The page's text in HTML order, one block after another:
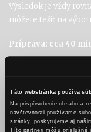
Táto webstránka používa
Na prispôsobenie obsahu a
návštevnosti používame
stránky, poskytujeme aj
Títo partneri môžu príslušné
Výsledok je vždy
môžete tešiť na
Príprava: cca 40
1 vanilkový
50 ml